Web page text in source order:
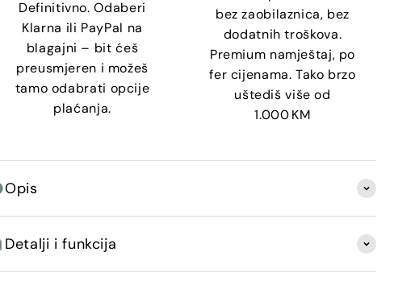
Definitivno. Odaberi
Klarna ili PayPal na
blagajni – bit ćeš
preusmjeren i možeš
tamo odabrati opcije
plaćanja.
bez zaobilaznica, bez
dodatnih troškova.
Premium namještaj, po
fer cijenama. Tako brzo
uštediš više od
1.000 KM
Opis
Detalji i funkcija